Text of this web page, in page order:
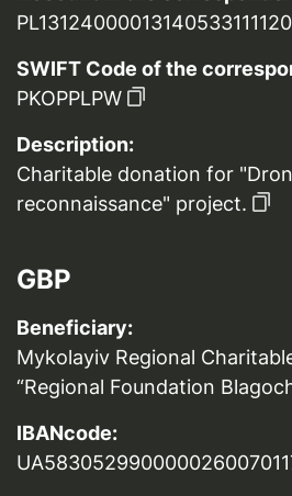
SWIFT Code of the
PKOPPLPW
Description:
Charitable donation for
reconnaissance" project.
GBP
Beneficiary:
Mykolayiv Regional
“Regional Foundation
IBANcode: